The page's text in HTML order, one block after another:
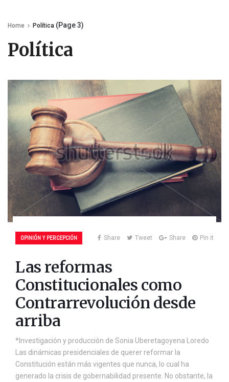
Home Política (Page 3)
Política
OPINIÓN Y PERCEPCIÓN Share Tweet Share Pin it
Las reformas
Constitucionales como
Contrarrevolución desde
arriba
*Investigación y producción de Sonia Uberetagoyena Loredo
Las dinámicas presidenciales de querer reformar la
Constitución están más vigentes que nunca, lo cual ha
generado la crisis de gobernabilidad presente. No obstante, la